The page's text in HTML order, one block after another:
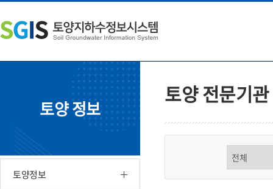
문
내
용
쪽
메
뉴
단
주
소
토양 정보
토양정보
토양 전문기관